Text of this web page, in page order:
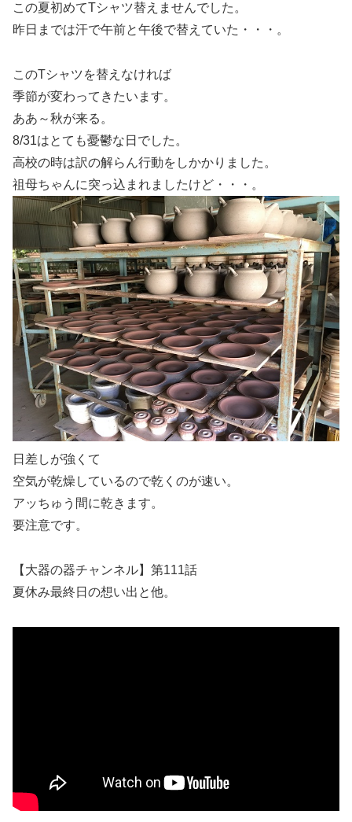
この夏初めてTシャツ替えませんでした。
昨日までは汗で午前と午後で替えていた・・・。
このTシャツを替えなければ
季節が変わってきたいます。
ああ～秋が来る。
8/31はとても憂鬱な日でした。
高校の時は訳の解らん行動をしかかりました。
祖母ちゃんに突っ込まれましたけど・・・。
日差しが強くて
空気が乾燥しているので乾くのが速い。
アッちゅう間に乾きます。
要注意です。
【大器の器チャンネル】第111話
夏休み最終日の想い出と他。